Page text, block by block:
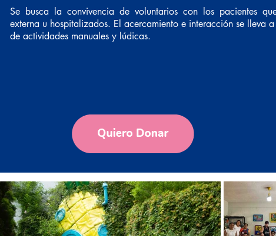
Se busca la convivencia de voluntarios con los pacientes
externa u hospitalizados. El acercamiento e interacción se lleva
de actividades manuales y lúdicas.